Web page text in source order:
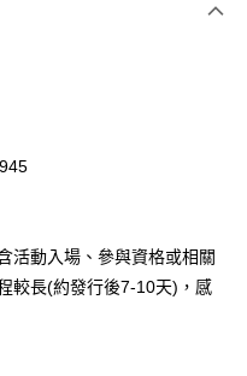
活動入場、參與資格或相關
較長(約發行後7-10天)，感